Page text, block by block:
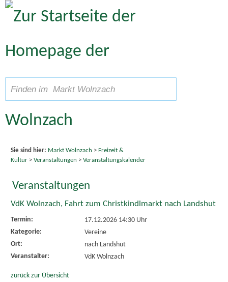
Zum Inhalt
Schriftgröße A A A
Sie sind hier: Markt Wolnzach > Freizeit &
Kultur> Veranstaltungen > Veranstaltungskalender
Veranstaltungen
VdK Wolnzach, Fahrt zum Christkindlmarkt nach Landshut
Termin:
17.12.2026 14:30 Uhr
Kategorie:
Vereine
Ort:
nach Landshut
Veranstalter:
VdK Wolnzach
zurück zur Übersicht